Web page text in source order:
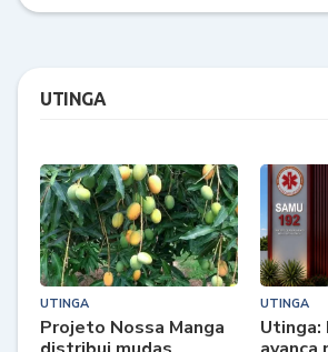
UTINGA
UTINGA
Projeto Nossa Manga
UTINGA